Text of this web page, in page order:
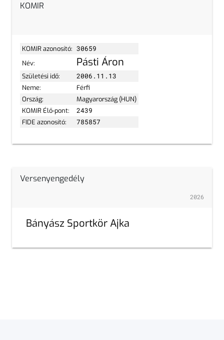
KOMIR
KOMIR azonosító: 30659
Név: Pásti Áron
Születési idő: 2006.11.13
Neme:
Férfi
Ország:
Magyarország (HUN)
KOMIR Élő-pont:
2439
FIDE azonosító: 785857
Versenyengedély
2026
Bányász Sportkör Ajka